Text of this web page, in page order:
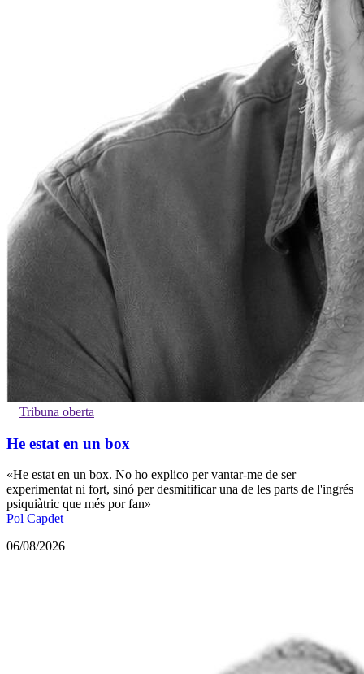
Tribuna oberta
He estat en un box
«He estat en un box. No ho explico per vantar-me de ser
experimentat ni fort, sinó per desmitificar una de les parts de l'ingrés
psiquiàtric que més por fan»
Pol Capdet
06/08/2026